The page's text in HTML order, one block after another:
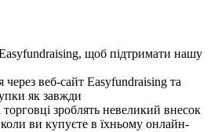
щоб підтримати нашу
через веб-сайт Easyfundraising та
як завжди
торговці зроблять невеликий внесок
ви купуєте в їхньому онлайн-